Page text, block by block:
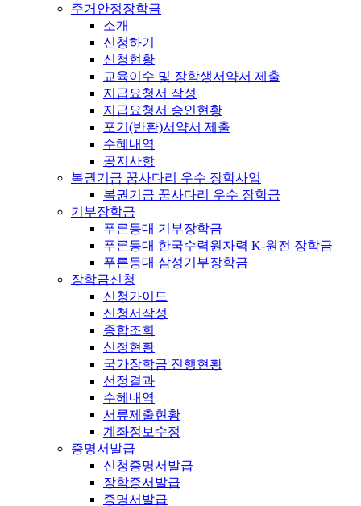
주거안정장학금
소개
신청하기
신청현황
교육이수 및 장학생서약서 제출
지급요청서 작성
지급요청서 승인현황
포기(반환)서약서 제출
수혜내역
공지사항
복권기금 꿈사다리 우수 장학사업
복권기금 꿈사다리 우수 장학금
기부장학금
푸른등대 기부장학금
푸른등대 한국수력원자력 K-원전 장학금
푸른등대 삼성기부장학금
장학금신청
신청가이드
신청서작성
종합조회
신청현황
국가장학금 진행현황
선정결과
수혜내역
서류제출현황
계좌정보수정
증명서발급
신청증명서발급
장학증서발급
증명서발급